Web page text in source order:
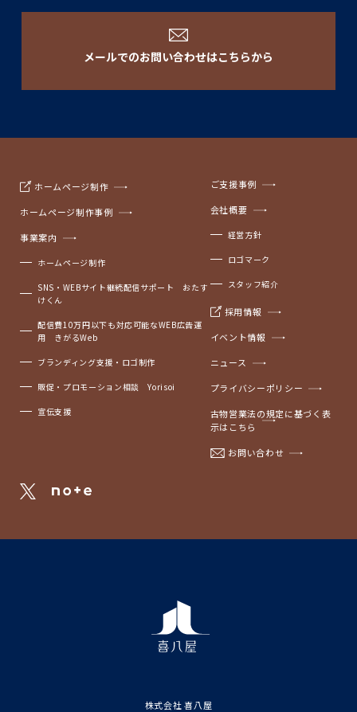
メールでのお問い合わせはこちらから
ホームページ制作
ホームページ制作事例
事業案内
ホームページ制作
SNS・WEBサイト継続配信サポート おたす
けくん
配信費10万円以下も対応可能なWEB広告運
用 きがるWeb
ブランディング支援・ロゴ制作
販促・プロモーション相談 Yorisoi
宣伝支援
ご支援事例
会社概要
経営方針
ロゴマーク
スタッフ紹介
採用情報
イベント情報
ニュース
プライバシーポリシー
古物営業法の規定に基づく表
示はこちら
お問い合わせ
株式会社 喜八屋